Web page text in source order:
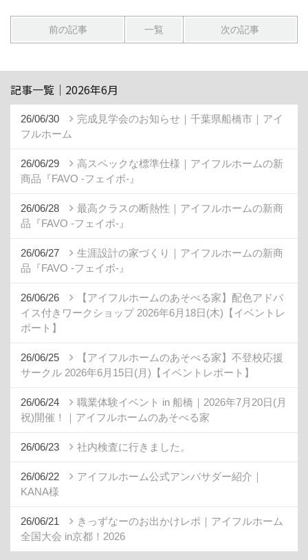
前の記事 一覧 次の記事
記事一覧｜2026年6月
26/06/30
完成見学会のお知らせ｜千葉県船橋市｜アイ
フルホーム
26/06/29
高スペックな標準仕様｜アイフルホームの新
商品『FAVO -フェイボ-』
26/06/28
最高クラスの断熱性｜アイフルホームの新商
品『FAVO -フェイボ-』
26/06/27
生涯設計の家づくり｜アイフルホームの新商
品『FAVO -フェイボ-』
26/06/26
【アイフルホームのあそべる家】配色アドバ
イス付きワークショップ 2026年6月18日(木)【イベントレ
ポート】
26/06/25
【アイフルホームのあそべる家】不登校応援
サークル 2026年6月15日(月)【イベントレポート】
26/06/24
職業体験イベント in 船橋｜2026年7月20日(月
祝)開催！｜アイフルホームのあそべる家
26/06/23 社内検査に行きました。
26/06/22
アイフルホーム公式アンバサダー紹介｜
KANA様
26/06/21
きっずなーのお出かけレポ｜アイフルホーム
全国大会 in京都！2026